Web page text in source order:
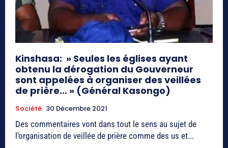
Kinshasa: » Seules les églises ayant
obtenu la dérogation du Gouverneur
sont appelées à organiser des veillées
de prière… » (Général Kasongo)
Société 30 Décembre 2021
Des commentaires vont dans tout le sens au sujet de
l'organisation de veillée de prière comme des us et...